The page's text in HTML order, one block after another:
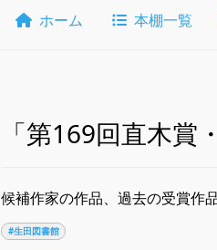
ホーム 本棚一覧
「第169回直木賞
候補作家の作品、過去の受賞作
#生田図書館